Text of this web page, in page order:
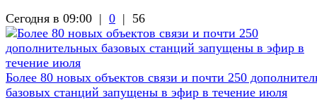
Сегодня в 09:00 | 0 | 56
Более 80 новых объектов связи и почти 250
базовых станций запущены в эфир в течение июля